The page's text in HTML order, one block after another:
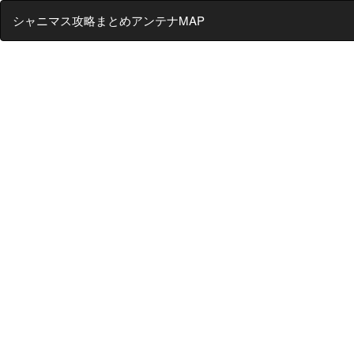
シャニマス攻略まとめアンテナMAP